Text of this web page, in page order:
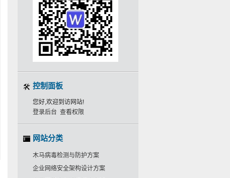
控制面板
您好,欢迎到访网站!
登录后台 查看权限
网站分类
木马病毒检测与防护方案
企业网络安全架构设计方案